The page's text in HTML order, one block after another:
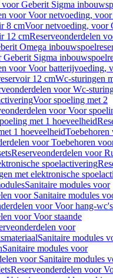
Geberit Sigma
voor Voor netvoeding,
8 cmVoor netvoeding, voor
12 cmReserveonderdelen
Omega
Sigma
voor Voor batterijvoeding,
12 cmWc-sturingen
voor Wc-
Voor spoeling met 2
voor Voor
met 1 hoeveelheid
1 hoeveelheid
voor Toebehoren
Reserveonderdelen voor
spoelactivering
met elektronische
Sanitaire modules voor
voor Sanitaire modules
voor Voor hang-wc's
voor Voor staande
voor
Sanitaire modules
Sanitaire modules voor
voor Sanitaire modules
Reserveonderdelen voor